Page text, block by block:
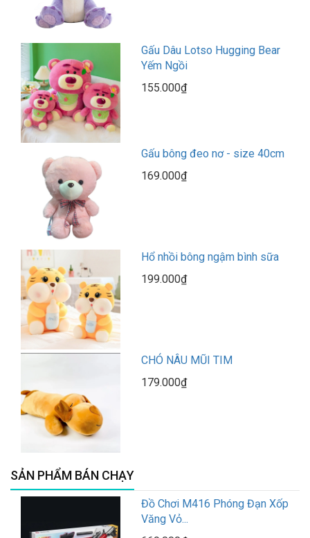
Gấu Dâu Lotso Hugging Bear
Yếm Ngồi
155.000₫
Gấu bông đeo nơ - size 40cm
169.000₫
Hổ nhồi bông ngậm bình sữa
199.000₫
CHÓ NÂU MŨI TIM
179.000₫
SẢN PHẨM BÁN CHẠY
Đồ Chơi M416 Phóng Đạn Xốp
Văng Vỏ...